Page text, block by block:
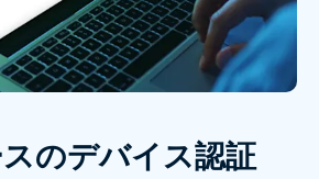
のデバイス認証